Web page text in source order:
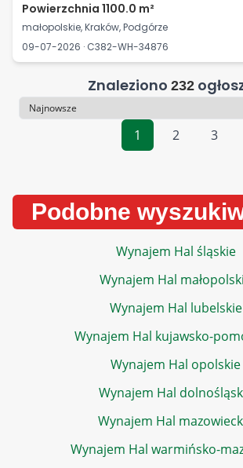
Powierzchnia 1100.0 m²
małopolskie, Kraków, Podgórze
09-07-2026 · C382-WH-34876
Znaleziono 232
Sortowanie
1
2 3
Podobne
Wynajem Hal śląskie
Wynajem Hal
Wynajem Hal lubelskie
Wynajem Hal kujawsko-
Wynajem Hal opolskie
Wynajem Hal
Wynajem Hal
Wynajem Hal warmińsko-